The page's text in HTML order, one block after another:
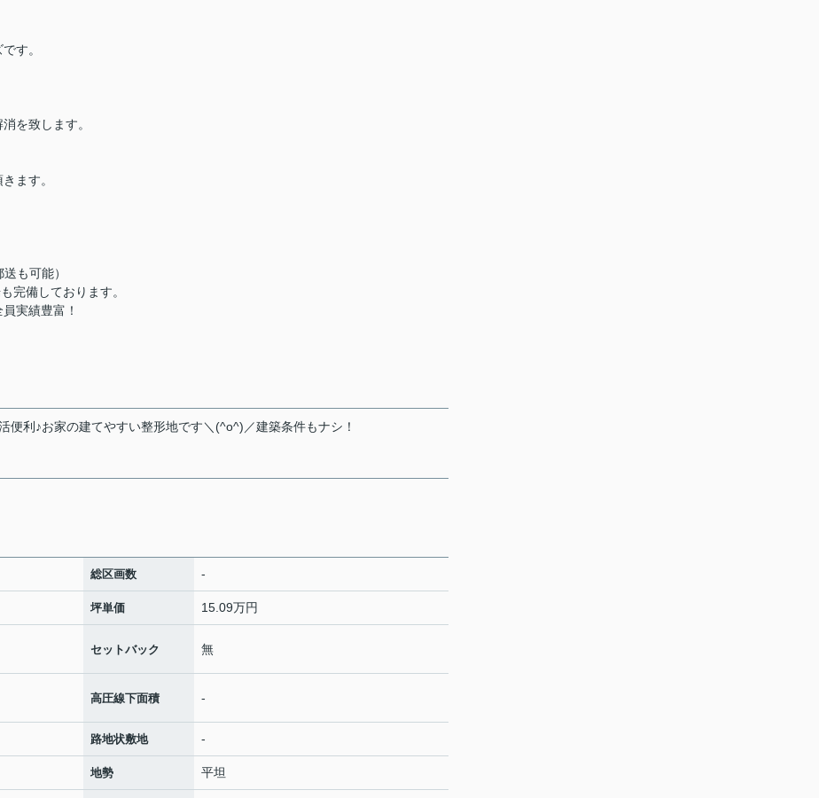
す。
を致します。
ます。
も可能）
備しております。
実績豊富！
利♪お家の建てやすい整形地です＼(^o^)／建築条件もナシ！
総区画数 -
坪単価 15.09万円
セットバック 無
高圧線下面積 -
路地状敷地 -
地勢 平坦